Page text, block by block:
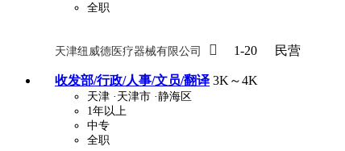
全职
天津纽威德医疗器械有限公司  1-20
民营
收发部/行政/人事/文员/翻译 3K～4K
天津 ·天津市 ·静海区
1年以上
中专
全职